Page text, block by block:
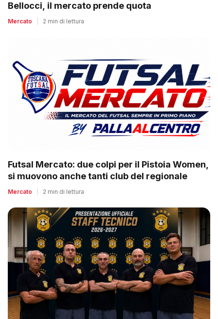
Bellocci, il mercato prende quota
Mercato 2 min di lettura
Futsal Mercato: due colpi per il Pistoia Women,
si muovono anche tanti club del regionale
Mercato 2 min di lettura